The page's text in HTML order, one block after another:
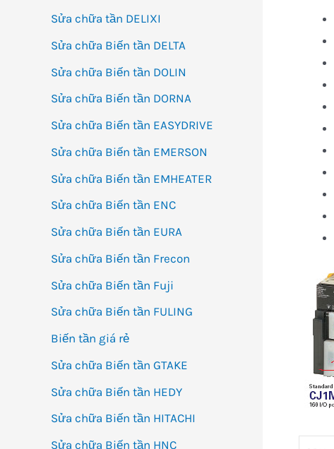
Sửa chữa tần DELIXI
Sửa chữa Biến tần DELTA
Sửa chữa Biến tần DOLIN
Sửa chữa Biến tần DORNA
Sửa chữa Biến tần EASYDRIVE
Sửa chữa Biến tần EMERSON
Sửa chữa Biến tần EMHEATER
Sửa chữa Biến tần ENC
Sửa chữa Biến tần EURA
Sửa chữa Biến tần Frecon
Sửa chữa Biến tần Fuji
Sửa chữa Biến tần FULING
Biến tần giá rẻ
Sửa chữa Biến tần GTAKE
Sửa chữa Biến tần HEDY
Sửa chữa Biến tần HITACHI
Sửa chữa Biến tần HNC